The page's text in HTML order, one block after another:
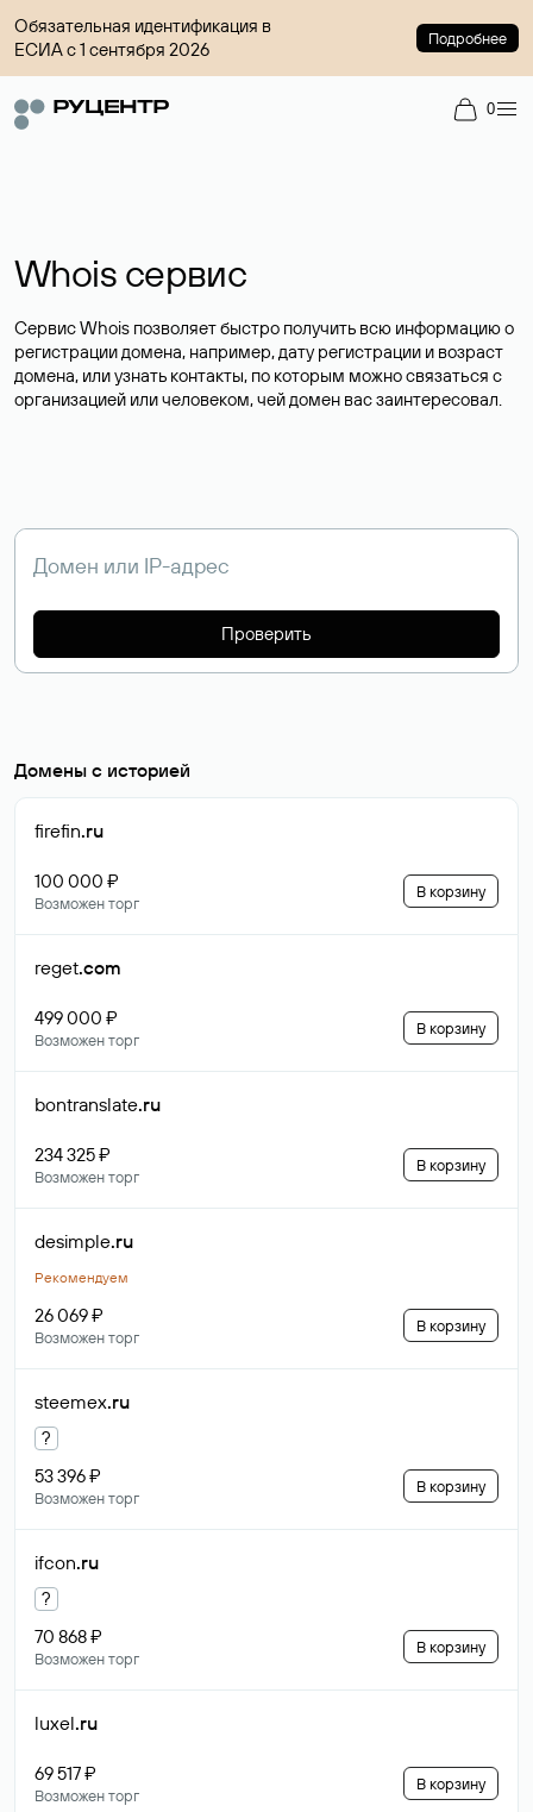
Обязательная идентификация в
ЕСИА с 1 сентября 2026
Подробнее
0
Whois сервис
Сервис Whois позволяет быстро получить всю информацию о
регистрации домена, например, дату регистрации и возраст
домена, или узнать контакты, по которым можно связаться с
организацией или человеком, чей домен вас заинтересовал.
Проверить
Домены с историей
firefin.ru
100 000 ₽
Возможен торг
В корзину
reget.com
499 000 ₽
Возможен торг
В корзину
bontranslate.ru
234 325 ₽
Возможен торг
В корзину
desimple.ru
Рекомендуем
26 069 ₽
Возможен торг
В корзину
steemex.ru
?
53 396 ₽
Возможен торг
В корзину
ifcon.ru
?
70 868 ₽
Возможен торг
В корзину
luxel.ru
69 517 ₽
Возможен торг
В корзину